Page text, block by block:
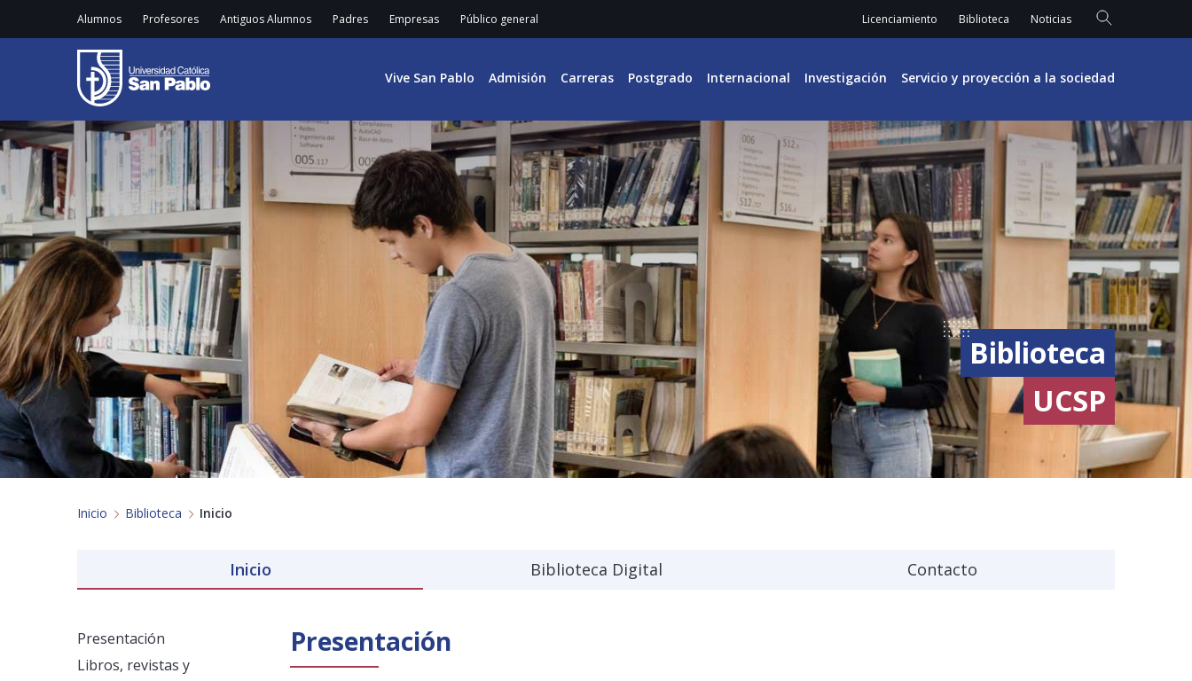
Alumnos Profesores Antiguos Alumnos Padres Empresas Público general Licenciamiento Biblioteca Noticias
Vive San Pablo Admisión Carreras Postgrado Internacional Investigación Servicio y proyección a la sociedad
Biblioteca
UCSP
Inicio Biblioteca Inicio
Inicio Biblioteca Digital Contacto
Presentación
Libros, revistas y
Presentación